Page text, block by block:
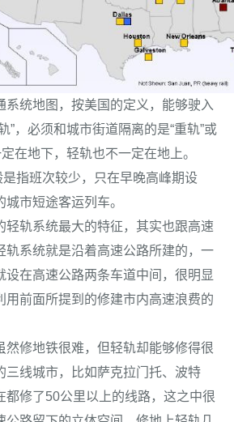
系统地图，按美国的定义，能够驶入
”，必须和城市街道隔离的是“重轨”或
在地下，轻轨也不一定在地上。
是指班次较少，只在早晚高峰期设
市短途客运列车。
轻轨系统最大的特征，其实也跟高速
系统就是沿着高速公路所建的，一
设在高速公路两条车道中间，很明显
用前面所提到的修建市内高速浪费的
然修地铁很难，但轻轨却能够修得很
三线城市，比如萨克拉门托、波特
都修了50公里以上的线路，这之中很